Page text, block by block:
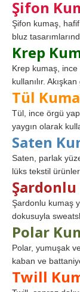
Şifon
Şifon kumaş,
bluz
Krep
Krep kumaş, ince
kullanılır.
Tül
Tül, ince örgü
yaygın olarak
Saten
Saten, parlak
lüks tekstil
Şardonlu kumaş
dokusuyla
Polar
Polar, yumuşak
kaban ve
Twill